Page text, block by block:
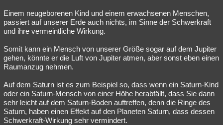
Einem neugeborenen Kind und einem erwachsenen Menschen,
passiert auf unserer Erde auch nichts, im Sinne der Schwerkraft
und ihre vermeintliche Wirkung.
Somit kann ein Mensch von unserer Größe sogar auf dem Jupiter
gehen, könnte er die Luft von Jupiter atmen, aber sonst eben einen
Raumanzug nehmen.
Auf dem Saturn ist es zum Beispiel so, dass wenn ein Saturn-Kind
oder ein Saturn-Mensch von einer Höhe herabfällt, dass Sie dann
sehr leicht auf dem Saturn-Boden auftreffen, denn die Ringe des
Saturn, haben einen Effekt auf den Planeten Saturn, dass dessen
Schwerkraft-Wirkung sehr vermindert.